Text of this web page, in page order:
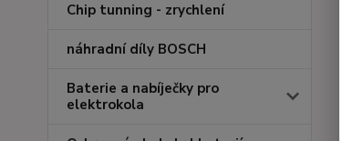
Chip tunning - zrychlení
náhradní díly BOSCH
Baterie a nabíječky pro
elektrokola